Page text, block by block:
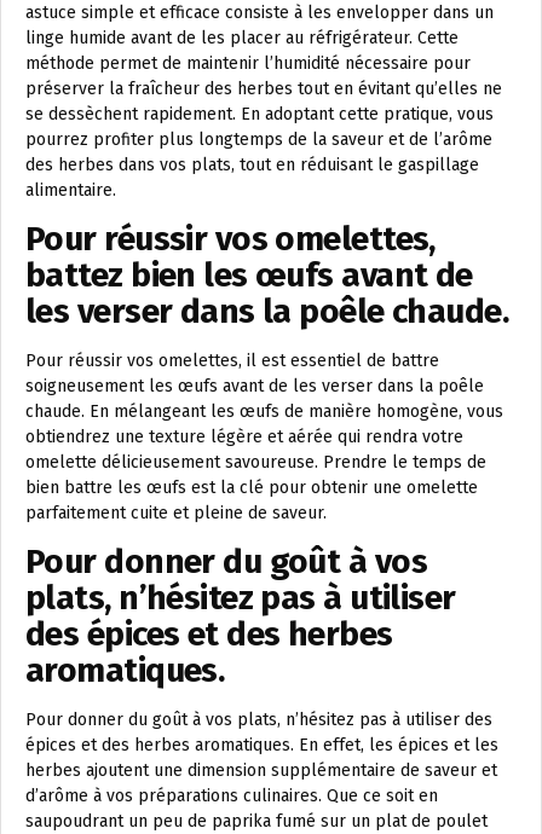
astuce simple et efficace consiste à les envelopper dans un
linge humide avant de les placer au réfrigérateur. Cette
méthode permet de maintenir l’humidité nécessaire pour
préserver la fraîcheur des herbes tout en évitant qu’elles ne
se dessèchent rapidement. En adoptant cette pratique, vous
pourrez profiter plus longtemps de la saveur et de l’arôme
des herbes dans vos plats, tout en réduisant le gaspillage
alimentaire.
Pour réussir vos omelettes,
battez bien les œufs avant de
les verser dans la poêle chaude.
Pour réussir vos omelettes, il est essentiel de battre
soigneusement les œufs avant de les verser dans la poêle
chaude. En mélangeant les œufs de manière homogène, vous
obtiendrez une texture légère et aérée qui rendra votre
omelette délicieusement savoureuse. Prendre le temps de
bien battre les œufs est la clé pour obtenir une omelette
parfaitement cuite et pleine de saveur.
Pour donner du goût à vos
plats, n’hésitez pas à utiliser
des épices et des herbes
aromatiques.
Pour donner du goût à vos plats, n’hésitez pas à utiliser des
épices et des herbes aromatiques. En effet, les épices et les
herbes ajoutent une dimension supplémentaire de saveur et
d’arôme à vos préparations culinaires. Que ce soit en
saupoudrant un peu de paprika fumé sur un plat de poulet